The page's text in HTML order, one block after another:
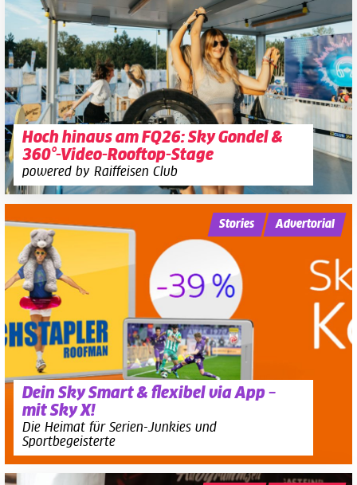
Hoch hinaus am FQ26: Sky Gondel &
360°-Video-Rooftop-Stage
powered by Raiffeisen Club
Dein Sky Smart & flexibel via App –
mit Sky X!
Die Heimat für Serien-Junkies und
Sportbegeisterte
Stories Advertorial